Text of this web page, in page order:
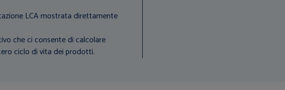
LCA mostrata direttamente
che ci consente di calcolare
ciclo di vita dei prodotti.